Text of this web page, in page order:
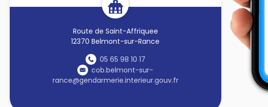
Route de Saint-Affriquee
12370 Belmont-sur-Rance
05 65 98 10 17
cob.belmont-sur-
rance@gendarmerie.interieur.gouv.fr